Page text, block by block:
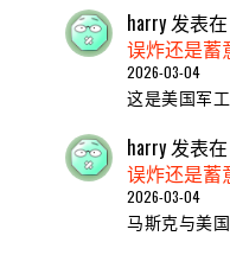
harry发表在
误炸还是蓄
2026-03-04
这是美国军
harry 发表在
误炸还是蓄
2026-03-04
马斯克与美